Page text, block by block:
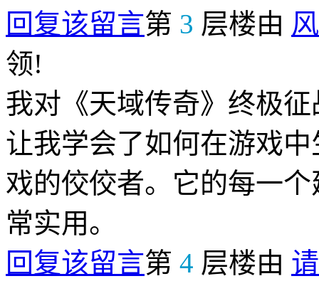
回复该留言第 3 层楼由
领!
我对《天域传奇》终极
让我学会了如何在游戏
戏的佼佼者。它的每一
常实用。
回复该留言第 4 层楼由